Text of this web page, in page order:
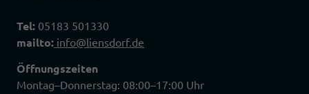
Tel: 05183 501330
mailto: info@liensdorf.de
Öffnungszeiten
Montag–Donnerstag: 08:00–17:00 Uhr